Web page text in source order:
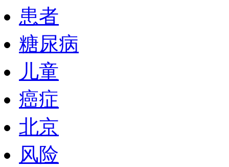
患者
糖尿病
儿童
癌症
北京
风险